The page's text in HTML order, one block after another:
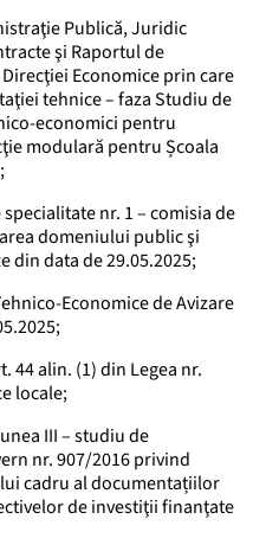
Publică, Juridic
şi Raportul de
Economice prin care
tehnice – faza Studiu de
economici pentru
modulară pentru Școala
nr. 1 – comisia de
domeniului public şi
din data de 29.05.2025;
Economice de Avizare
44 alin. (1) din Legea nr.
locale;
III – studiu de
nr. 907/2016 privind
cadru al documentațiilor
de investiţii finanţate